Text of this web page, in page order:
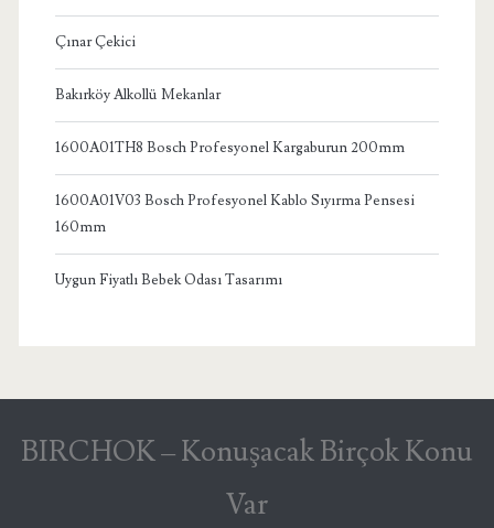
Çınar Çekici
Bakırköy Alkollü Mekanlar
1600A01TH8 Bosch Profesyonel Kargaburun 200mm
1600A01V03 Bosch Profesyonel Kablo Sıyırma Pensesi
160mm
Uygun Fiyatlı Bebek Odası Tasarımı
BIRCHOK – Konuşacak Birçok Konu
Var